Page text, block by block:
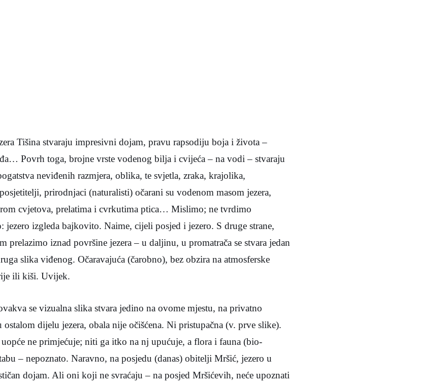
Tišina stvaraju impresivni dojam, pravu rapsodiju boja i života –
Povrh toga, brojne vrste vodenog bilja i cvijeća – na vodi – stvaraju
neviđenih razmjera, oblika, te svjetla, zraka, krajolika,
prirodnjaci (naturalisti) očarani su vodenom masom jezera,
cvjetova, prelatima i cvrkutima ptica… Mislimo; ne tvrdimo
jezero izgleda bajkovito. Naime, cijeli posjed i jezero. S druge strane,
prelazimo iznad površine jezera – u daljinu, u promatrača se stvara jedan
slika viđenog. Očaravajuća (čarobno), bez obzira na atmosferske
ili kiši. Uvijek.
se vizualna slika stvara jedino na ovome mjestu, na privatno
dijelu jezera, obala nije očišćena. Ni pristupačna (v. prve slike).
ne primjećuje; niti ga itko na nj upućuje, a flora i fauna (bio-
– nepoznato. Naravno, na posjedu (danas) obitelji Mršić, jezero u
dojam. Ali oni koji ne svraćaju – na posjed Mršićevih, neće upoznati